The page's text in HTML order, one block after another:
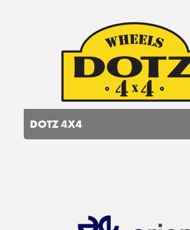
DOTZ 4X4